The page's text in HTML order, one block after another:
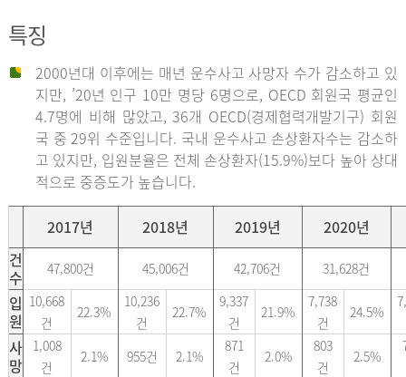
특징
2000년대 이후에는 매년 운수사고 사망자 수가 감소하고 있
지만, ’20년 인구 10만 명당 6명으로, OECD 회원국 평균인
4.7명에 비해 많았고, 36개 OECD(경제협력개발기구) 회원
국 중 29위 수준입니다. 국내 운수사고 손상환자수는 감소하
고 있지만, 입원분율은 전체 손상환자(15.9%)보다 높아 상대
적으로 중증도가 높습니다.
2017년 2018년 2019년
2020년
건
수
47,800건 45,006건 42,706건 31,628건
입
원
10,668
건
22.3%
10,236
건
22.7%
9,337
건
21.9%
7,738
건
24.5%
사
망
1,008
건
2.1% 955건 2.1%
871
건
2.0%
803
건
2.5%